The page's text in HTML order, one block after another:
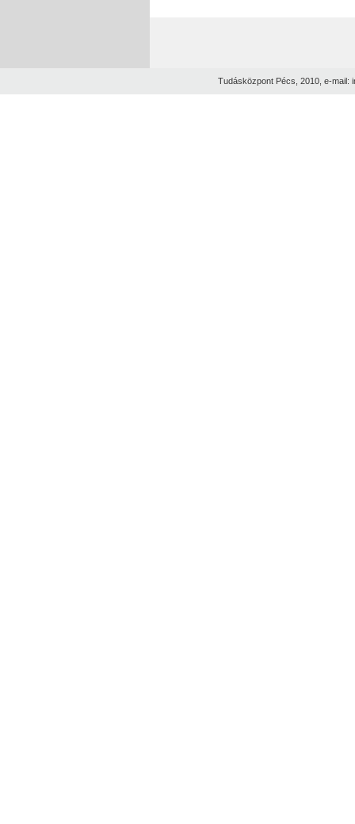
Tudásközpont Pécs, 2010, e-mail: